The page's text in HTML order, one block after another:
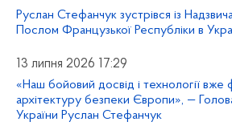
Руслан Стефанчук зустрівся із
Послом Французької Республіки в
13 липня 2026 17:29
«Наш бойовий досвід і технології
архітектуру безпеки Європи», —
України Руслан Стефанчук